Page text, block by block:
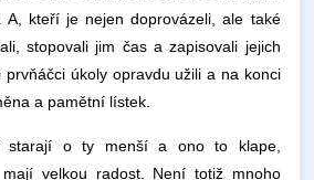
A, kteří je nejen doprovázeli, ale také
stopovali jim čas a zapisovali jejich
prvňáčci úkoly opravdu užili a na konci
a pamětní lístek.
starají o ty menší a ono to klape,
velkou radost. Není totiž mnoho